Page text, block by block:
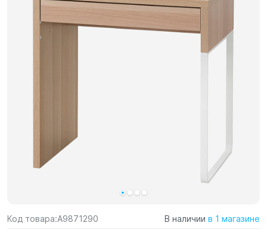
Код товара:A9871290 В наличии в 1 магазине